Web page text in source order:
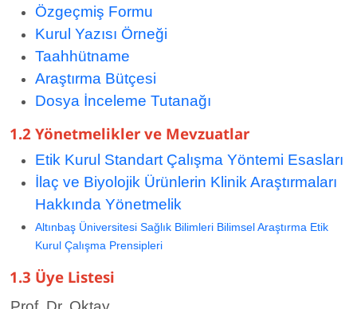
Özgeçmiş Formu
Kurul Yazısı Örneği
Taahhütname
Araştırma Bütçesi
Dosya İnceleme Tutanağı
1.2 Yönetmelikler ve Mevzuatlar
Etik Kurul Standart Çalışma Yöntemi Esasları​
İlaç ve Biyolojik Ürünlerin Klinik Araştırmaları
Hakkında Yönetmelik
Altınbaş Üniversitesi Sağlık Bilimleri Bilimsel Araştırma Etik
Kurul Çalışma Prensipleri
1.3 Üye Listesi